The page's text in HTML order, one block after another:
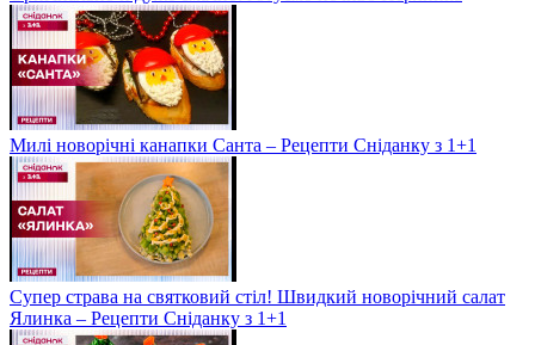
Милі новорічні канапки Санта – Рецепти Сніданку з 1+1
Супер страва на святковий стіл! Швидкий новорічний салат
Ялинка – Рецепти Сніданку з 1+1